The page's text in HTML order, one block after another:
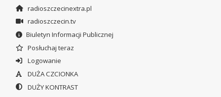
radioszczecinextra.pl
radioszczecin.tv
Biuletyn Informacji Publicznej
Posłuchaj teraz
Logowanie
DUŻA CZCIONKA
DUŻY KONTRAST